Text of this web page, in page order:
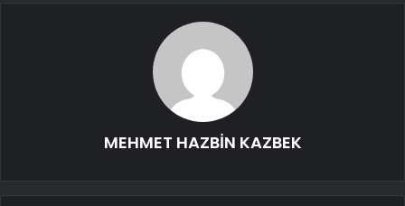
MEHMET HAZBİN KAZBEK